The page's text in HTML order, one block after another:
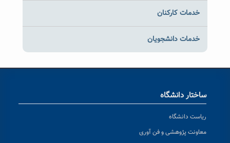
خدمات کارکنان
خدمات دانشجویان
ساختار دانشگاه
ریاست دانشگاه
معاونت پژوهشی و فن آوری